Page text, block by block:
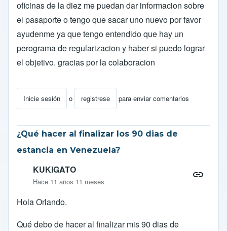
oficinas de la diez me puedan dar informacion sobre
el pasaporte o tengo que sacar uno nuevo por favor
ayudenme ya que tengo entendido que hay un
perograma de regularizacion y haber si puedo lograr
el objetivo. gracias por la colaboracion
Inicie sesión o registrese para enviar comentarios
¿Qué hacer al finalizar los 90 dias de
estancia en Venezuela?
KUKIGATO
Hace 11 años 11 meses
Hola Orlando.
Qué debo de hacer al finalizar mis 90 dias de